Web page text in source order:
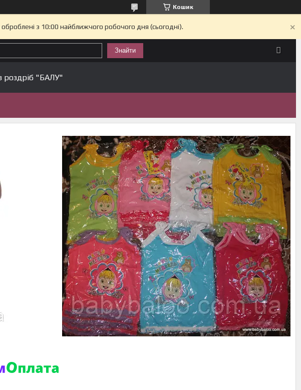
Кошик
з 10:00 найближчого робочого дня (сьогодні).
Знайти
роздріб "БАЛУ"